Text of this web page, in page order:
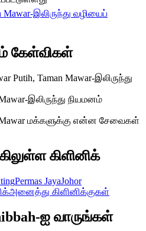
Mawar-இலிருந்து வழியைப்
கேள்விகள்
Putih, Taman Mawar-இலிருந்து
இலிருந்து நியமனம்
Mawar மக்களுக்கு என்ன சேவைகள்
கிளினிக்
Permas JayaJohor
அனைத்து கிளினிக்குகள்
ஐ வாருங்கள்